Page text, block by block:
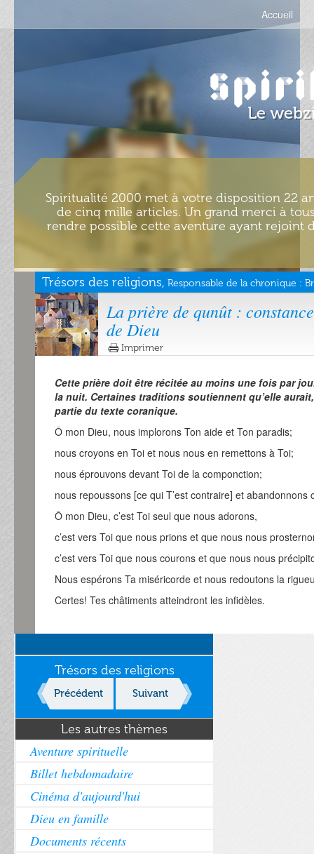
Accueil
Spiritualité 2000 met à votre disposition 22
de cinq mille articles. Un grand merci à
rendre possible cette aventure ayant rejoint
Trésors des religions, Responsable de la chronique :
La prière de qunût :
de Dieu
Imprimer
Cette prière doit être récitée au moins une fois par
la nuit. Certaines traditions soutiennent qu’elle
partie du texte coranique.
Ô mon Dieu, nous implorons Ton aide et Ton paradis;
nous croyons en Toi et nous nous en remettons à Toi;
nous éprouvons devant Toi de la componction;
nous repoussons [ce qui T’est contraire] et abandonnons
Ô mon Dieu, c’est Toi seul que nous adorons,
c’est vers Toi que nous prions et que nous nous
c’est vers Toi que nous courons et que nous nous
Nous espérons Ta miséricorde et nous redoutons la
Certes! Tes châtiments atteindront les infidèles.
Trésors des religions
Précédent Suivant
Les autres thèmes
Aventure spirituelle
Billet hebdomadaire
Cinéma d'aujourd'hui
Dieu en famille
Documents récents